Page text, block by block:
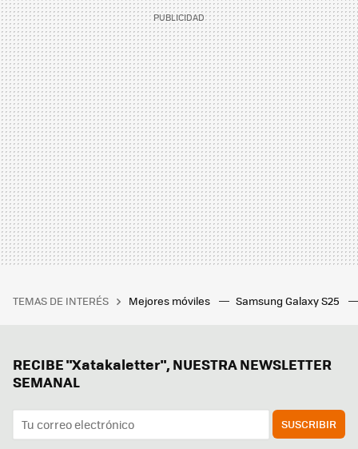
TEMAS DE INTERÉS Mejores móviles Samsung Galaxy S25
RECIBE "Xatakaletter", NUESTRA NEWSLETTER
SEMANAL
SUSCRIBIR